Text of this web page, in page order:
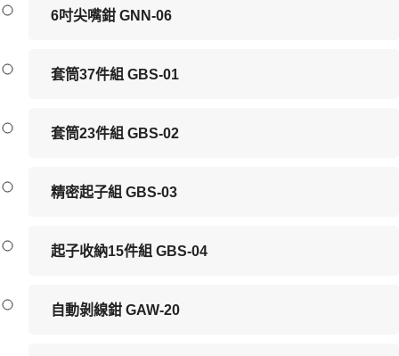
6吋尖嘴鉗 GNN-06
套筒37件組 GBS-01
套筒23件組 GBS-02
精密起子組 GBS-03
起子收納15件組 GBS-04
自動剝線鉗 GAW-20